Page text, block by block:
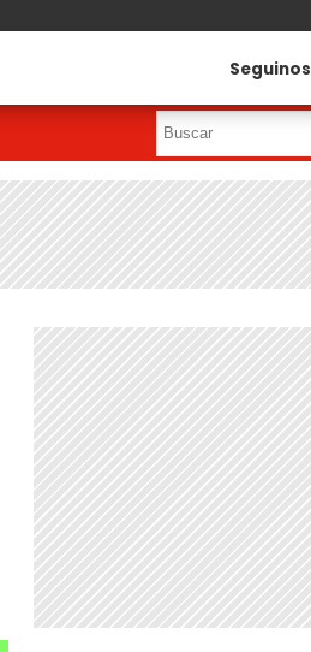
Seguinos